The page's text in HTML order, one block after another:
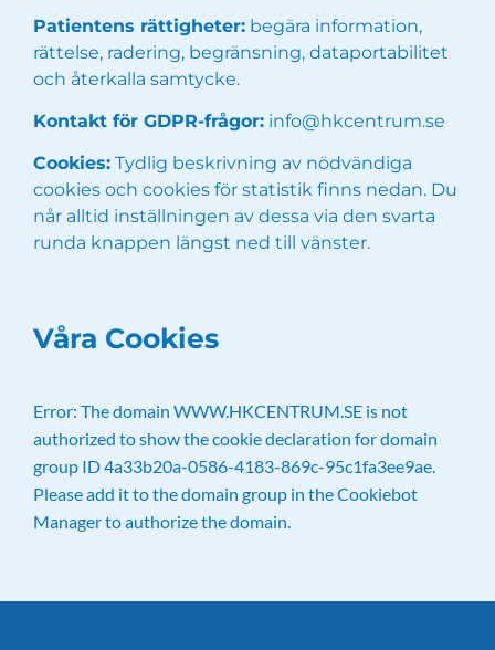
Patientens rättigheter: begära information,
rättelse, radering, begränsning, dataportabilitet
och återkalla samtycke.
Kontakt för GDPR-frågor: info@hkcentrum.se
Cookies: Tydlig beskrivning av nödvändiga
cookies och cookies för statistik finns nedan. Du
når alltid inställningen av dessa via den svarta
runda knappen längst ned till vänster.
Våra Cookies
Error: The domain WWW.HKCENTRUM.SE is not
authorized to show the cookie declaration for domain
group ID 4a33b20a-0586-4183-869c-95c1fa3ee9ae.
Please add it to the domain group in the Cookiebot
Manager to authorize the domain.